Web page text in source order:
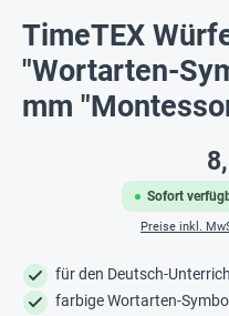
TimeTEX
"Wortarten-
mm
Sofort
Preise inkl.
für den Deutsch-
farbige Wortarten-